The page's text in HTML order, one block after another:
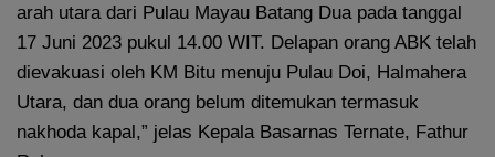
arah utara dari Pulau Mayau Batang Dua pada tanggal
17 Juni 2023 pukul 14.00 WIT. Delapan orang ABK telah
dievakuasi oleh KM Bitu menuju Pulau Doi, Halmahera
Utara, dan dua orang belum ditemukan termasuk
nakhoda kapal,” jelas Kepala Basarnas Ternate, Fathur